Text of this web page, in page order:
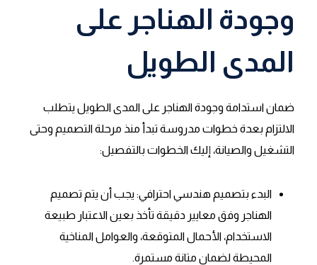
وجودة الهناجر على
المدى الطويل
ضمان استدامة وجودة الهناجر على المدى الطويل يتطلب
الالتزام بعدة خطوات مدروسة تبدأ منذ مرحلة التصميم وحتى
التشغيل والصيانة، إليك الخطوات بالتفصيل:
البدء بتصميم هندسي احترافي: يجب أن يتم تصميم
الهناجر وفق معايير دقيقة تأخذ بعين الاعتبار طبيعة
الاستخدام، الأحمال المتوقعة، والعوامل المناخية
المحيطة لضمان متانة مستمرة.